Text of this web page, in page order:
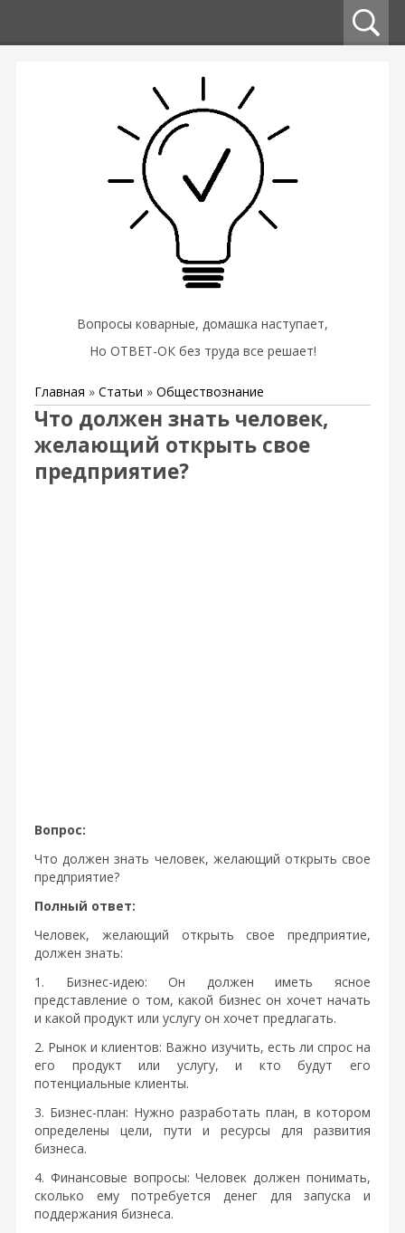
Вопросы коварные, домашка наступает,
Но ОТВЕТ-ОК без труда все решает!
Главная » Статьи » Обществознание
Что должен знать человек,
желающий открыть свое
предприятие?
Вопрос:
Что должен знать человек, желающий открыть свое
предприятие?
Полный ответ:
Человек, желающий открыть свое предприятие,
должен знать:
1. Бизнес-идею: Он должен иметь ясное
представление о том, какой бизнес он хочет начать
и какой продукт или услугу он хочет предлагать.
2. Рынок и клиентов: Важно изучить, есть ли спрос на
его продукт или услугу, и кто будут его
потенциальные клиенты.
3. Бизнес-план: Нужно разработать план, в котором
определены цели, пути и ресурсы для развития
бизнеса.
4. Финансовые вопросы: Человек должен понимать,
сколько ему потребуется денег для запуска и
поддержания бизнеса.